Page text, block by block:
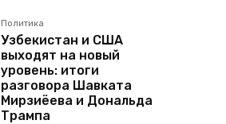
Политика
Узбекистан и США
выходят на новый
уровень: итоги
разговора Шавката
Мирзиёева и Дональда
Трампа